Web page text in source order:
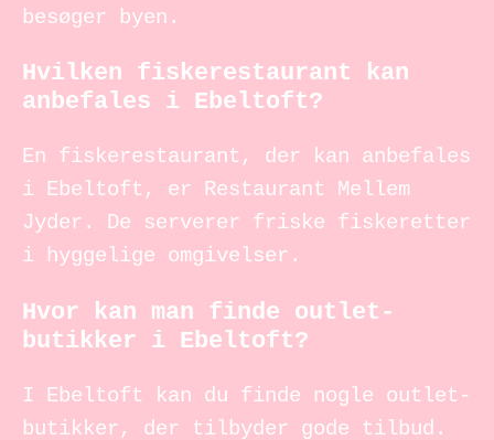
besøger byen.
Hvilken fiskerestaurant kan
anbefales i Ebeltoft?
En fiskerestaurant, der kan anbefales
i Ebeltoft, er Restaurant Mellem
Jyder. De serverer friske fiskeretter
i hyggelige omgivelser.
Hvor kan man finde outlet-
butikker i Ebeltoft?
I Ebeltoft kan du finde nogle outlet-
butikker, der tilbyder gode tilbud.